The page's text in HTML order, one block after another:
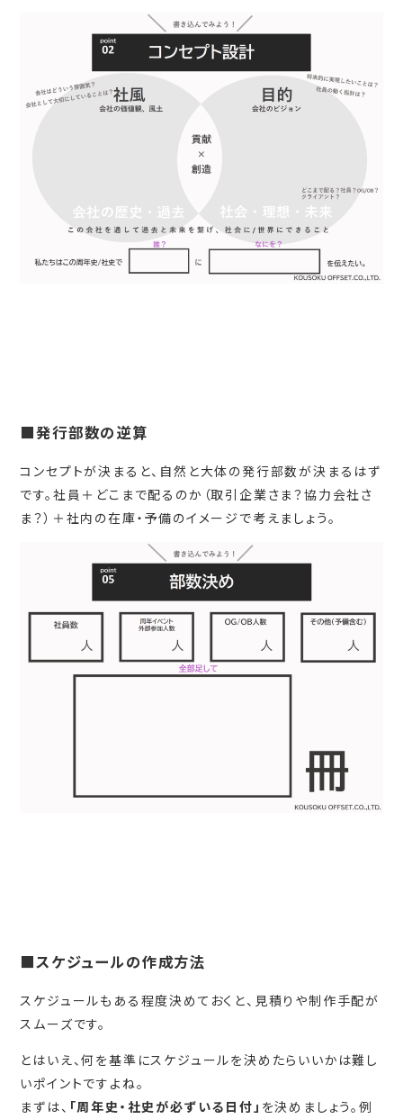
■発行部数の逆算
コンセプトが決まると、自然と大体の発行部数が決まるはず
です。社員＋どこまで配るのか（取引企業さま？協力会社さ
ま？）＋社内の在庫・予備のイメージで考えましょう。
■スケジュールの作成方法
スケジュールもある程度決めておくと、見積りや制作手配が
スムーズです。
とはいえ、何を基準にスケジュールを決めたらいいかは難し
いポイントですよね。
まずは、 「周年史・社史が必ずいる日付」 を決めましょう。例